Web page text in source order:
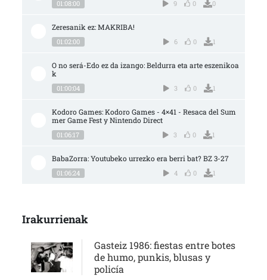
01:08:00 9 0 0
Zeresanik ez: MAKRIBA!
01:02:00 6 0 1
O no será-Edo ez da izango: Beldurra eta arte eszenikoa
k
01:00:04 3 0 1
Kodoro Games: Kodoro Games - 4×41 - Resaca del Sum
mer Game Fest y Nintendo Direct
01:06:17 3 0 1
BabaZorra: Youtubeko urrezko era berri bat? BZ 3-27
01:06:24 4 0 1
Irakurrienak
Gasteiz 1986: fiestas entre botes
de humo, punkis, blusas y
policía